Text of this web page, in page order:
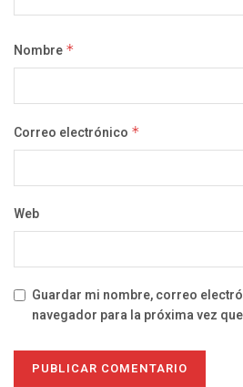
Nombre *
Correo electrónico *
Web
Guardar mi nombre, correo
navegador para la próxima vez